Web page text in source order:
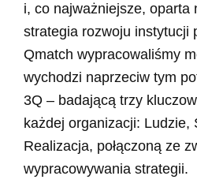
i, co najważniejsze, oparta
strategia rozwoju instytucji
Qmatch wypracowaliśmy
wychodzi naprzeciw tym
3Q – badającą trzy
każdej organizacji: Ludzie,
Realizacja, połączoną ze
wypracowywania strategii.